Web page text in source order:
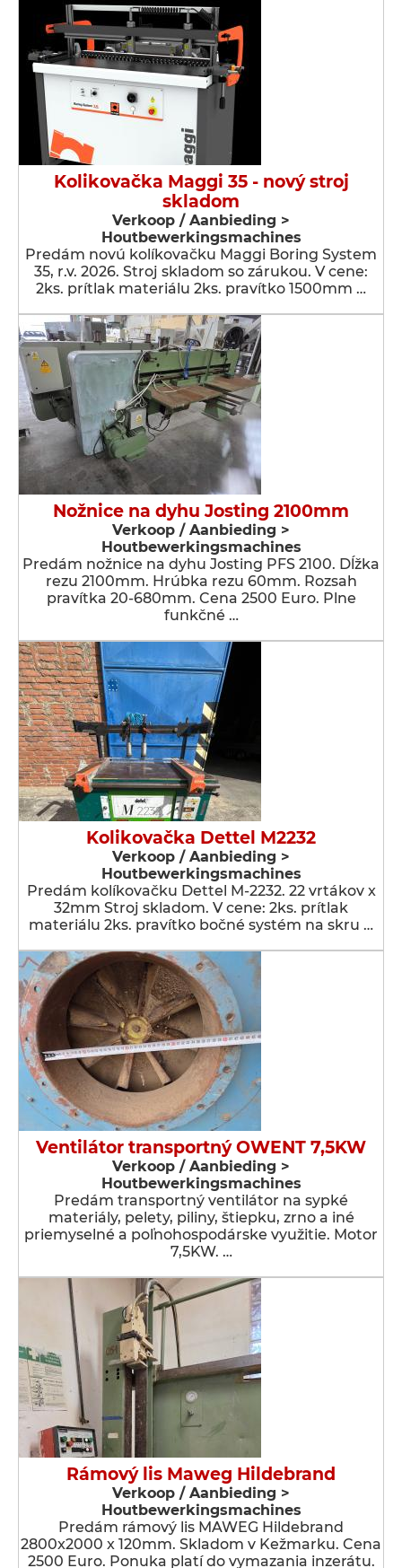
Kolikovačka Maggi 35 - nový stroj
skladom
Verkoop / Aanbieding >
Houtbewerkingsmachines
Predám novú kolíkovačku Maggi Boring System
35, r.v. 2026. Stroj skladom so zárukou. V cene:
2ks. prítlak materiálu 2ks. pravítko 1500mm …
Nožnice na dyhu Josting 2100mm
Verkoop / Aanbieding >
Houtbewerkingsmachines
Predám nožnice na dyhu Josting PFS 2100. Dĺžka
rezu 2100mm. Hrúbka rezu 60mm. Rozsah
pravítka 20-680mm. Cena 2500 Euro. Plne
funkčné …
Kolikovačka Dettel M2232
Verkoop / Aanbieding >
Houtbewerkingsmachines
Predám kolíkovačku Dettel M-2232. 22 vrtákov x
32mm Stroj skladom. V cene: 2ks. prítlak
materiálu 2ks. pravítko bočné systém na skru …
Ventilátor transportný OWENT 7,5KW
Verkoop / Aanbieding >
Houtbewerkingsmachines
Predám transportný ventilátor na sypké
materiály, pelety, piliny, štiepku, zrno a iné
priemyselné a poľnohospodárske využitie. Motor
7,5KW. …
Rámový lis Maweg Hildebrand
Verkoop / Aanbieding >
Houtbewerkingsmachines
Predám rámový lis MAWEG Hildebrand
2800x2000 x 120mm. Skladom v Kežmarku. Cena
2500 Euro. Ponuka platí do vymazania inzerátu.